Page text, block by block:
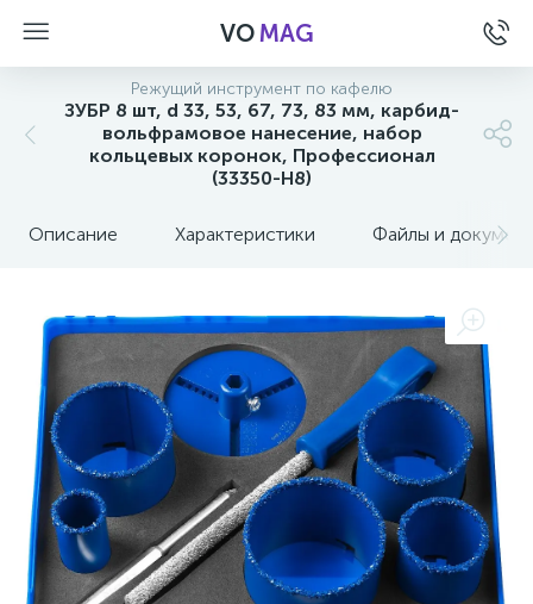
VOMAG
Режущий инструмент по кафелю
ЗУБР 8 шт, d 33, 53, 67, 73, 83 мм, карбид-
вольфрамовое нанесение, набор
кольцевых коронок, Профессионал
(33350-H8)
Описание Характеристики Файлы и